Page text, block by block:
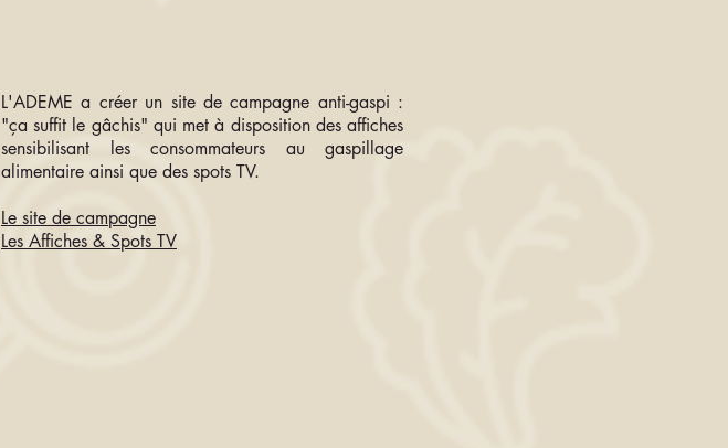
L'ADEME a créer un site de campagne anti-gaspi :
"ça suffit le gâchis" qui met à disposition des affiches
sensibilisant les consommateurs au gaspillage
alimentaire ainsi que des spots TV.
Le site de campagne
Les Affiches & Spots TV